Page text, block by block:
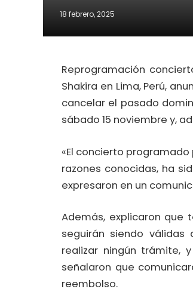
18 febrero, 2025
Reprogramación
Shakira en Lima, Perú,
cancelar el pasado
sábado 15 noviembre y,
«El concierto
razones conocidas, ha
expresaron en un
Además, explicaron que
seguirán siendo
realizar ningún trámite,
señalaron que
reembolso.